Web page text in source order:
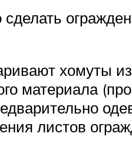
хомуты из
материала
листов